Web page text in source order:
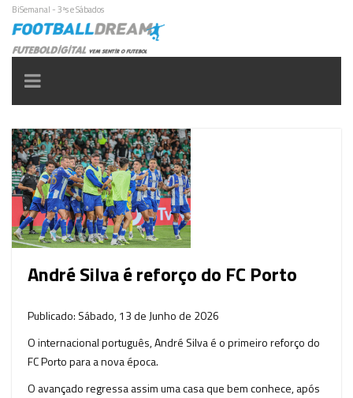
BiSemanal - 3ªs e Sábados
Toggle
navigation
André Silva é reforço do FC Porto
Publicado: Sábado, 13 de Junho de 2026
O internacional português, André Silva é o primeiro reforço do
FC Porto para a nova época.
O avançado regressa assim uma casa que bem conhece, após